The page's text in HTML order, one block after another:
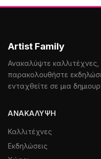
Artist Family
Ανακαλύψτε καλλιτέχνες,
παρακολουθήστε
ενταχθείτε σε μια
ΑΝΑΚΆΛΥΨΗ
Καλλιτέχνες
Εκδηλώσεις